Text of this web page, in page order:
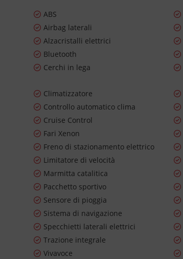
ABS
Airbag laterali
Alzacristalli elettrici
Bluetooth
Cerchi in lega
Climatizzatore
Controllo automatico clima
Cruise Control
Fari Xenon
Freno di stazionamento elettrico
Limitatore di velocità
Marmitta catalitica
Pacchetto sportivo
Sensore di pioggia
Sistema di navigazione
Specchietti laterali elettrici
Trazione integrale
Vivavoce